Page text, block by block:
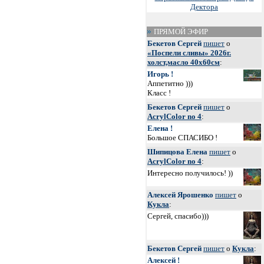
Дектора
ПРЯМОЙ ЭФИР
Бекетов Сергей пишет о
«Поспели сливы» 2026г.
холст,масло 40х60см:
Игорь !
Аппетитно )))
Класс !
Бекетов Сергей пишет о
AcrylColor no 4:
Елена !
Большое СПАСИБО !
Шипицова Елена пишет о
AcrylColor no 4:
Интересно получилось! ))
Алексей Ярошенко пишет о
Кукла:
Сергей, спасибо)))
Бекетов Сергей пишет о Кукла:
Алексей !